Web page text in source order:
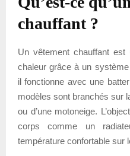
chauffant ?
Un vêtement chauffant
chaleur grâce à un
il fonctionne avec une
modèles sont branchés sur
ou d’une motoneige.
corps comme un
température confortable sur